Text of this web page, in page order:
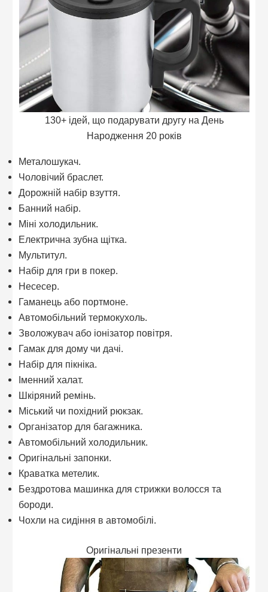
130+ ідей, що подарувати другу на День
Народження 20 років
Металошукач.
Чоловічий браслет.
Дорожній набір взуття.
Банний набір.
Міні холодильник.
Електрична зубна щітка.
Мультитул.
Набір для гри в покер.
Несесер.
Гаманець або портмоне.
Автомобільний термокухоль.
Зволожувач або іонізатор повітря.
Гамак для дому чи дачі.
Набір для пікніка.
Іменний халат.
Шкіряний ремінь.
Міський чи похідний рюкзак.
Організатор для багажника.
Автомобільний холодильник.
Оригінальні запонки.
Краватка метелик.
Бездротова машинка для стрижки волосся та
бороди.
Чохли на сидіння в автомобілі.
Оригінальні презенти